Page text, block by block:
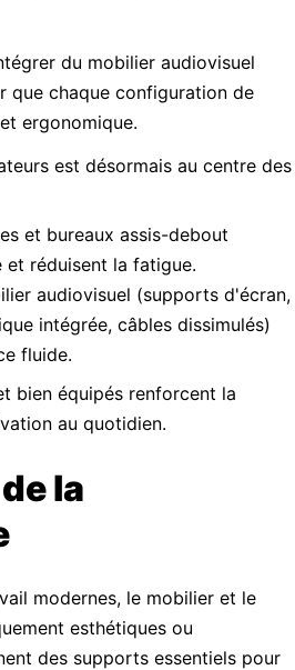
du mobilier audiovisuel
que chaque configuration de
ergonomique.
est désormais au centre des
et bureaux assis-debout
réduisent la fatigue.
audiovisuel (supports d'écran,
intégrée, câbles dissimulés)
fluide.
bien équipés renforcent la
au quotidien.
la
modernes, le mobilier et le
esthétiques ou
des supports essentiels pour